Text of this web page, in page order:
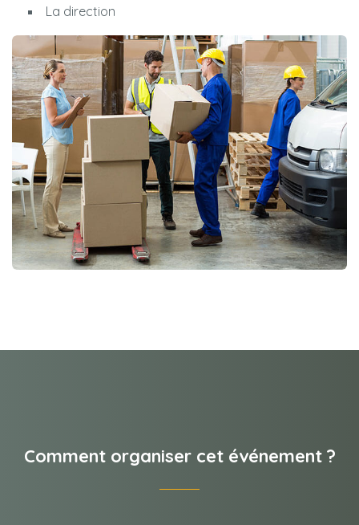
La direction
Comment organiser cet événement ?